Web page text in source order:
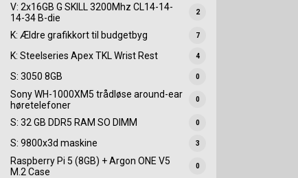
V: 2x16GB G SKILL 3200Mhz CL14-14-
14-34 B-die
2
K: Ældre grafikkort til budgetbyg 7
K: Steelseries Apex TKL Wrist Rest 4
S: 3050 8GB 0
Sony WH-1000XM5 trådløse around-ear
høretelefoner
0
S: 32 GB DDR5 RAM SO DIMM 0
S: 9800x3d maskine 3
Raspberry Pi 5 (8GB) + Argon ONE V5
M.2 Case
0